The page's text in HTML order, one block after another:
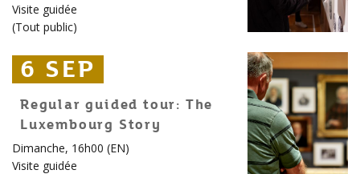
Visite guidée
(Tout public)
6 SEP
6 SEP
6 SEP
Regular guided tour: The
Luxembourg Story
Dimanche, 16h00 (EN)
Visite guidée